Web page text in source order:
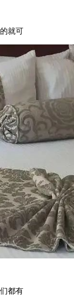
就可
都有